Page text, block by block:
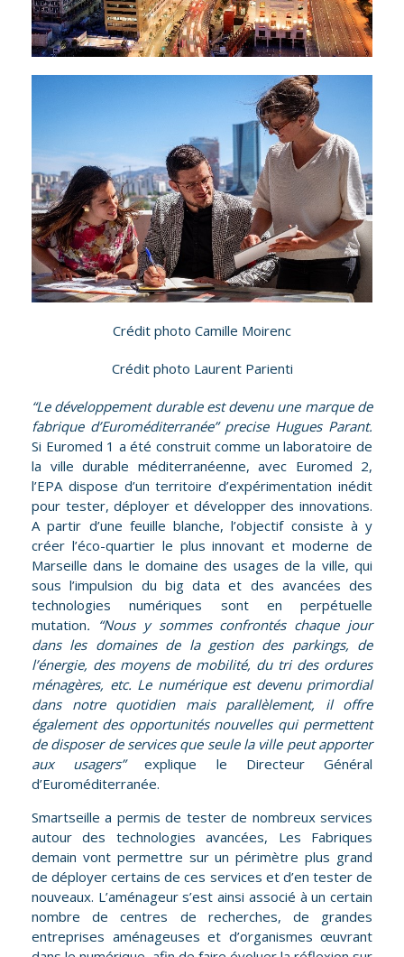
Crédit photo Camille Moirenc
Crédit photo Laurent Parienti
“Le développement durable est devenu une marque de
fabrique d’Euroméditerranée” precise Hugues Parant.
Si Euromed 1 a été construit comme un laboratoire de
la ville durable méditerranéenne, avec Euromed 2,
l’EPA dispose d’un territoire d’expérimentation inédit
pour tester, déployer et développer des innovations.
A partir d’une feuille blanche, l’objectif consiste à y
créer l’éco-quartier le plus innovant et moderne de
Marseille dans le domaine des usages de la ville, qui
sous l’impulsion du big data et des avancées des
technologies numériques sont en perpétuelle
mutation. “Nous y sommes confrontés chaque jour
dans les domaines de la gestion des parkings, de
l’énergie, des moyens de mobilité, du tri des ordures
ménagères, etc. Le numérique est devenu primordial
dans notre quotidien mais parallèlement, il offre
également des opportunités nouvelles qui permettent
de disposer de services que seule la ville peut apporter
aux usagers”explique le Directeur Général
d’Euroméditerranée.
Smartseille a permis de tester de nombreux services
autour des technologies avancées, Les Fabriques
demain vont permettre sur un périmètre plus grand
de déployer certains de ces services et d’en tester de
nouveaux. L’aménageur s’est ainsi associé à un certain
nombre de centres de recherches, de grandes
entreprises aménageuses et d’organismes œuvrant